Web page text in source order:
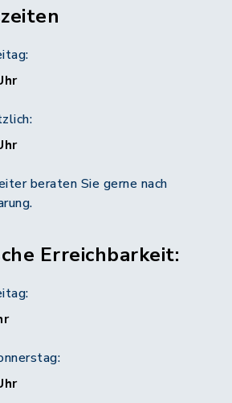
beraten Sie gerne nach
Erreichbarkeit: